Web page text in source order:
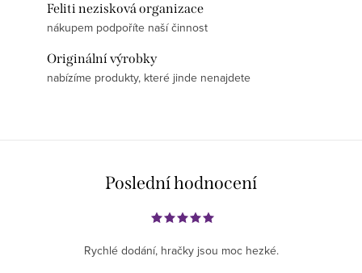
Feliti nezisková organizace
nákupem podpoříte naší činnost
Originální výrobky
nabízíme produkty, které jinde nenajdete
Poslední hodnocení
Rychlé dodání, hračky jsou moc hezké.